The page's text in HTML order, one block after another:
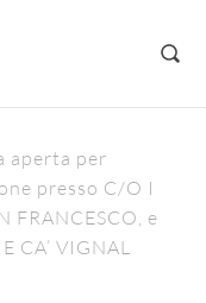
aperta per
presso C/O I
FRANCESCO, e
CA’ VIGNAL